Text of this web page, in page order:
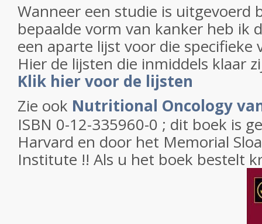
Wanneer een studie is uitgevoerd
bepaalde vorm van kanker heb ik
een aparte lijst voor die specifieke
Hier de lijsten die inmiddels klaar
Klik hier voor de lijsten
Zie ook Nutritional Oncology
ISBN 0-12-335960-0 ; dit boek is
Harvard en door het Memorial
Institute !! Als u het boek bestelt